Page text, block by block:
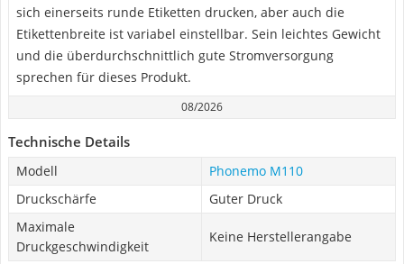
sich einerseits runde Etiketten drucken, aber auch die
Etikettenbreite ist variabel einstellbar. Sein leichtes Gewicht
und die überdurchschnittlich gute Stromversorgung
sprechen für dieses Produkt.
08/2026
Technische Details
Modell
Phonemo M110
Druckschärfe
Guter Druck
Maximale
Druckgeschwindigkeit
Keine Herstellerangabe